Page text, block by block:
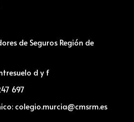
de Seguros Región de
d y f
697
colegio.murcia@cmsrm.es